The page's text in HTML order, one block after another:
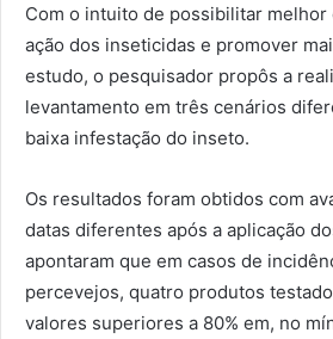
Com o intuito de possibilitar melhor
ação dos inseticidas e promover
estudo, o pesquisador propôs a
levantamento em três cenários
baixa infestação do inseto.
Os resultados foram obtidos com
datas diferentes após a aplicação
apontaram que em casos de
percevejos, quatro produtos
valores superiores a 80% em, no